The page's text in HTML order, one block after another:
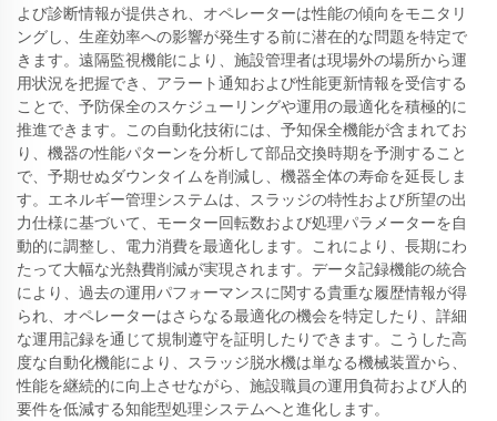
よび診断情報が提供され、オペレーターは性能の傾向をモニタリ
ングし、生産効率への影響が発生する前に潜在的な問題を特定で
きます。遠隔監視機能により、施設管理者は現場外の場所から運
用状況を把握でき、アラート通知および性能更新情報を受信する
ことで、予防保全のスケジューリングや運用の最適化を積極的に
推進できます。この自動化技術には、予知保全機能が含まれてお
り、機器の性能パターンを分析して部品交換時期を予測すること
で、予期せぬダウンタイムを削減し、機器全体の寿命を延長しま
す。エネルギー管理システムは、スラッジの特性および所望の出
力仕様に基づいて、モーター回転数および処理パラメーターを自
動的に調整し、電力消費を最適化します。これにより、長期にわ
たって大幅な光熱費削減が実現されます。データ記録機能の統合
により、過去の運用パフォーマンスに関する貴重な履歴情報が得
られ、オペレーターはさらなる最適化の機会を特定したり、詳細
な運用記録を通じて規制遵守を証明したりできます。こうした高
度な自動化機能により、スラッジ脱水機は単なる機械装置から、
性能を継続的に向上させながら、施設職員の運用負荷および人的
要件を低減する知能型処理システムへと進化します。